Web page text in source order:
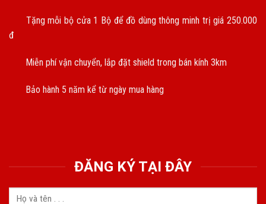
Tặng mỗi bộ cửa 1 Bộ để đồ dùng thông minh trị giá 250.000
đ
Miễn phí vận chuyển, lắp đặt shield trong bán kính 3km
Bảo hành 5 năm kể từ ngày mua hàng
ĐĂNG KÝ TẠI ĐÂY